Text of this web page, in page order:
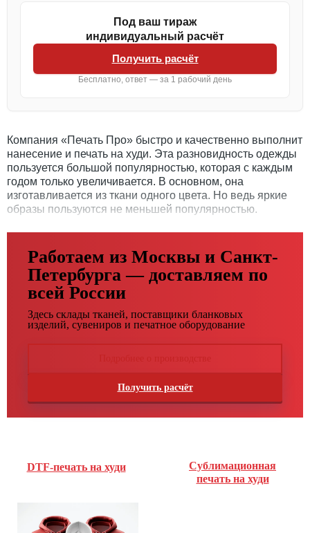
Под ваш тираж
индивидуальный расчёт
Получить расчёт
Бесплатно, ответ — за 1 рабочий день
Компания «Печать Про» быстро и качественно выполнит
нанесение и печать на худи. Эта разновидность одежды
пользуется большой популярностью, которая с каждым
годом только увеличивается. В основном, она
изготавливается из ткани одного цвета. Но ведь яркие
образы пользуются не меньшей популярностью.
Работаем из Москвы и Санкт-
Петербурга — доставляем по
всей России
Здесь склады тканей, поставщики бланковых
изделий, сувениров и печатное оборудование
Получить расчёт
DTF-печать на худи
Сублимационная
печать на худи